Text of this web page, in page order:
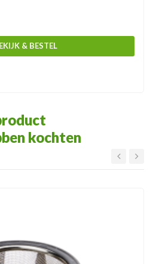
& BESTEL
kochten